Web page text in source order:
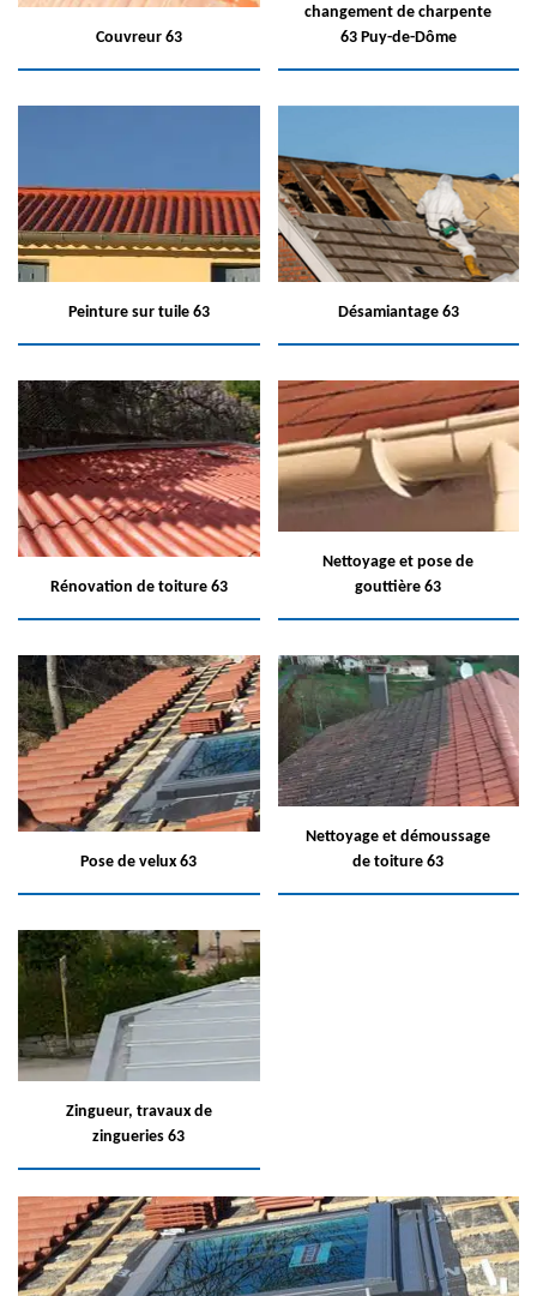
Couvreur 63
changement de charpente
63 Puy-de-Dôme
Peinture sur tuile 63 Désamiantage 63
Rénovation de toiture 63
Nettoyage et pose de
gouttière 63
Pose de velux 63
Nettoyage et démoussage
de toiture 63
Zingueur, travaux de
zingueries 63